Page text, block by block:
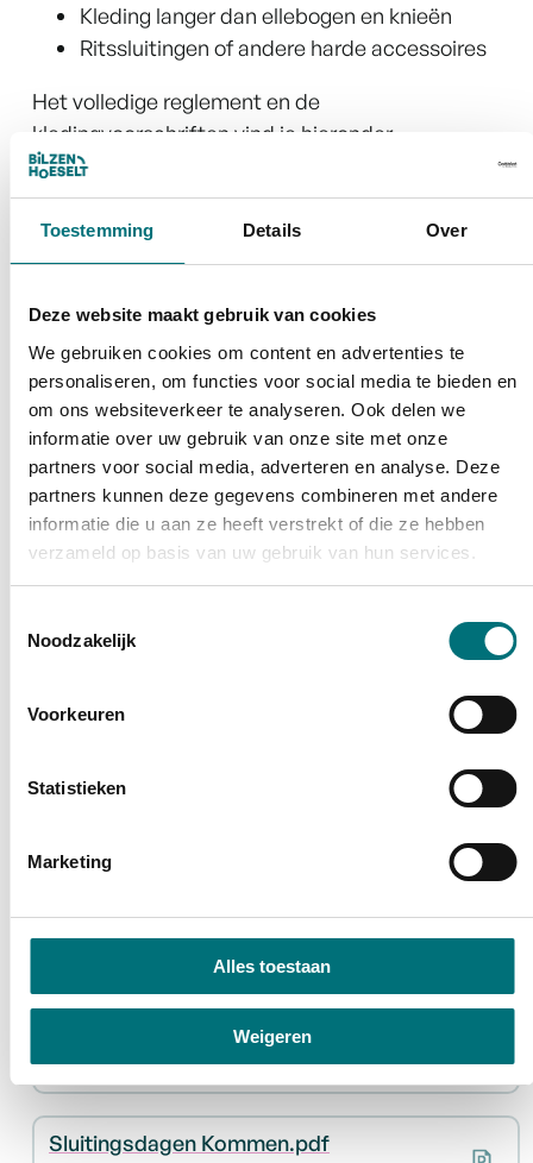
Toestemming Details Over
Deze website maakt gebruik van cookies
We gebruiken cookies om content en advertenties te
personaliseren, om functies voor social media te bieden en
om ons websiteverkeer te analyseren. Ook delen we
informatie over uw gebruik van onze site met onze
partners voor social media, adverteren en analyse. Deze
partners kunnen deze gegevens combineren met andere
informatie die u aan ze heeft verstrekt of die ze hebben
verzameld op basis van uw gebruik van hun services.
Noodzakelijk
Voorkeuren
Statistieken
Marketing
Alles toestaan
Weigeren
Kleding langer dan ellebogen en knieën
Ritssluitingen of andere harde accessoires
Het volledige reglement en de
kledingvoorschriften vind je hieronder.
Opgelet: verschillende openingstijden
Hoewel het zwembad algemene openingsuren
heeft, kan het instructiebad op sommige
bepaalde doelgroepen of activiteiten.
Sluitingsdagen & -periodes
De maand juli en tijdens het kerstverlof
Wettelijke feestdagen
Het volledige overzicht van de sluitingsdagen
Betaalmogelijkheden:
contant
factuur
digitale geschenkkaart Stad Bilzen-Hoeselt
Downloads
Zwembadreglement
Kledingvoorschriften zwembad
615,2 Kb jpg
Sluitingsdagen Kommen.pdf